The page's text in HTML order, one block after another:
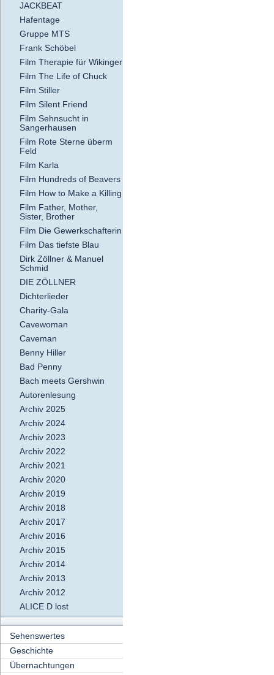
JACKBEAT
Hafentage
Gruppe MTS
Frank Schöbel
Film Therapie für Wikinger
Film The Life of Chuck
Film Stiller
Film Silent Friend
Film Sehnsucht in
Sangerhausen
Film Rote Sterne überm
Feld
Film Karla
Film Hundreds of Beavers
Film How to Make a Killing
Film Father, Mother,
Sister, Brother
Film Die Gewerkschafterin
Film Das tiefste Blau
Dirk Zöllner & Manuel
Schmid
DIE ZÖLLNER
Dichterlieder
Charity-Gala
Cavewoman
Caveman
Benny Hiller
Bad Penny
Bach meets Gershwin
Autorenlesung
Archiv 2025
Archiv 2024
Archiv 2023
Archiv 2022
Archiv 2021
Archiv 2020
Archiv 2019
Archiv 2018
Archiv 2017
Archiv 2016
Archiv 2015
Archiv 2014
Archiv 2013
Archiv 2012
ALICE D lost
Sehenswertes
Geschichte
Übernachtungen